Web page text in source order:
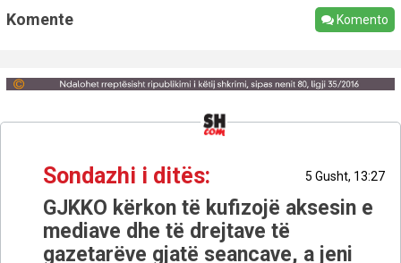
Komente Komento
Sondazhi i ditës: 5 Gusht, 13:27
GJKKO kërkon të kufizojë aksesin e
mediave dhe të drejtave të
gazetarëve gjatë seancave, a jeni